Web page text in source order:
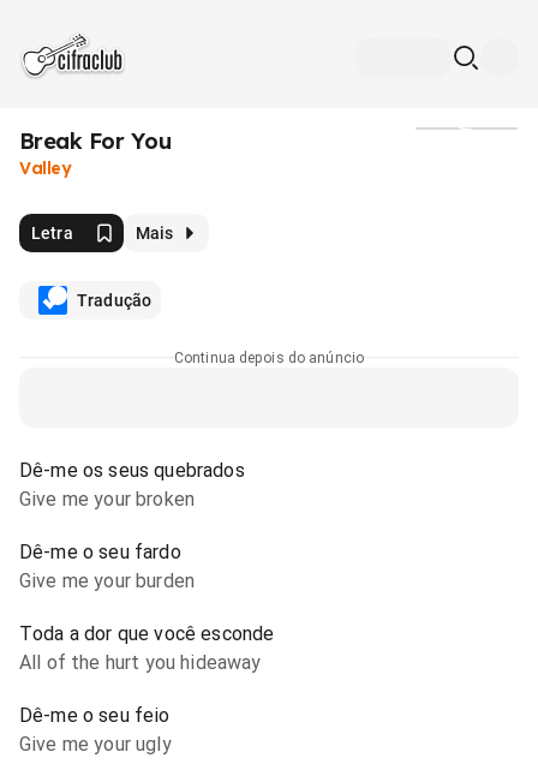
Break For You
Valley
Letra Mais
Tradução
Continua depois do anúncio
Dê-me os seus quebrados
Give me your broken
Dê-me o seu fardo
Give me your burden
Toda a dor que você esconde
All of the hurt you hideaway
Dê-me o seu feio
Give me your ugly